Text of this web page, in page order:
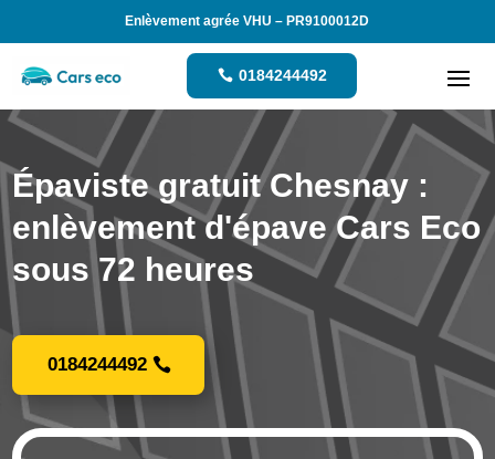
Enlèvement agrée VHU – PR9100012D
0184244492
Épaviste gratuit Chesnay :
enlèvement d'épave Cars Eco
sous 72 heures
0184244492